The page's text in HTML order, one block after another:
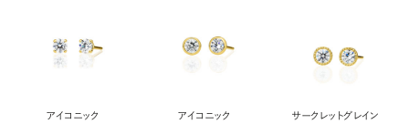
アイコニック
アイコニック
サークレットグレイン